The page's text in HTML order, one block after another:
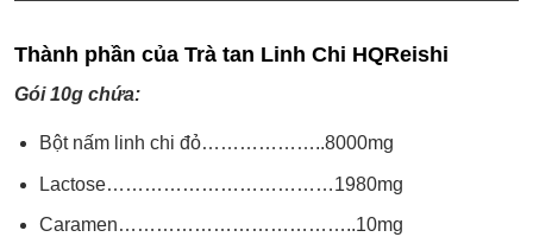
Thành phần của Trà tan Linh Chi HQReishi
Gói 10g chứa:
Bột nấm linh chi đỏ………………..8000mg
Lactose………………………………1980mg
Caramen………………………………..10mg